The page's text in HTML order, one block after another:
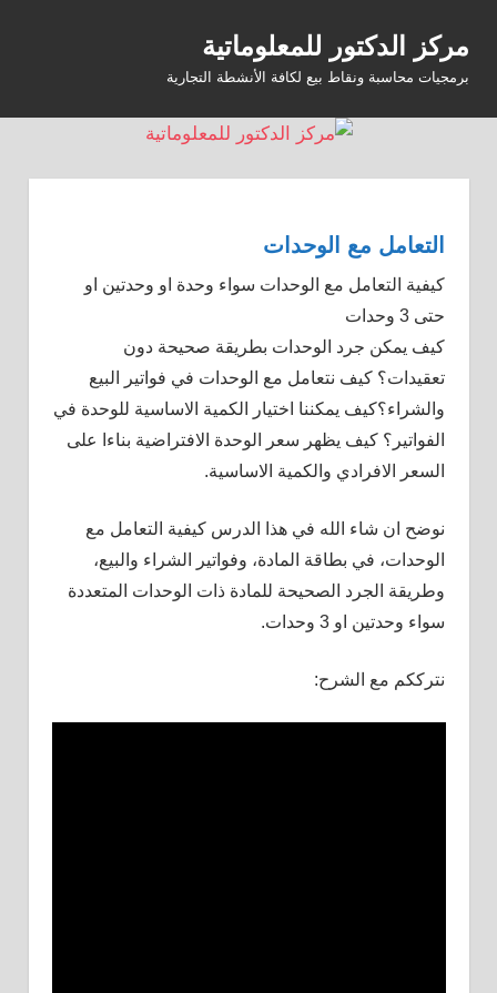
content
مركز الدكتور للمعلوماتية
برمجيات محاسبة ونقاط بيع لكافة الأنشطة التجارية
التعامل مع الوحدات
كيفية التعامل مع الوحدات سواء وحدة او وحدتين او
حتى 3 وحدات
كيف يمكن جرد الوحدات بطريقة صحيحة دون
تعقيدات؟ كيف نتعامل مع الوحدات في فواتير البيع
والشراء؟كيف يمكننا اختيار الكمية الاساسية للوحدة في
الفواتير؟ كيف يظهر سعر الوحدة الافتراضية بناءا على
السعر الافرادي والكمية الاساسية.
نوضح ان شاء الله في هذا الدرس كيفية التعامل مع
الوحدات، في بطاقة المادة، وفواتير الشراء والبيع،
وطريقة الجرد الصحيحة للمادة ذات الوحدات المتعددة
سواء وحدتين او 3 وحدات.
نترككم مع الشرح: